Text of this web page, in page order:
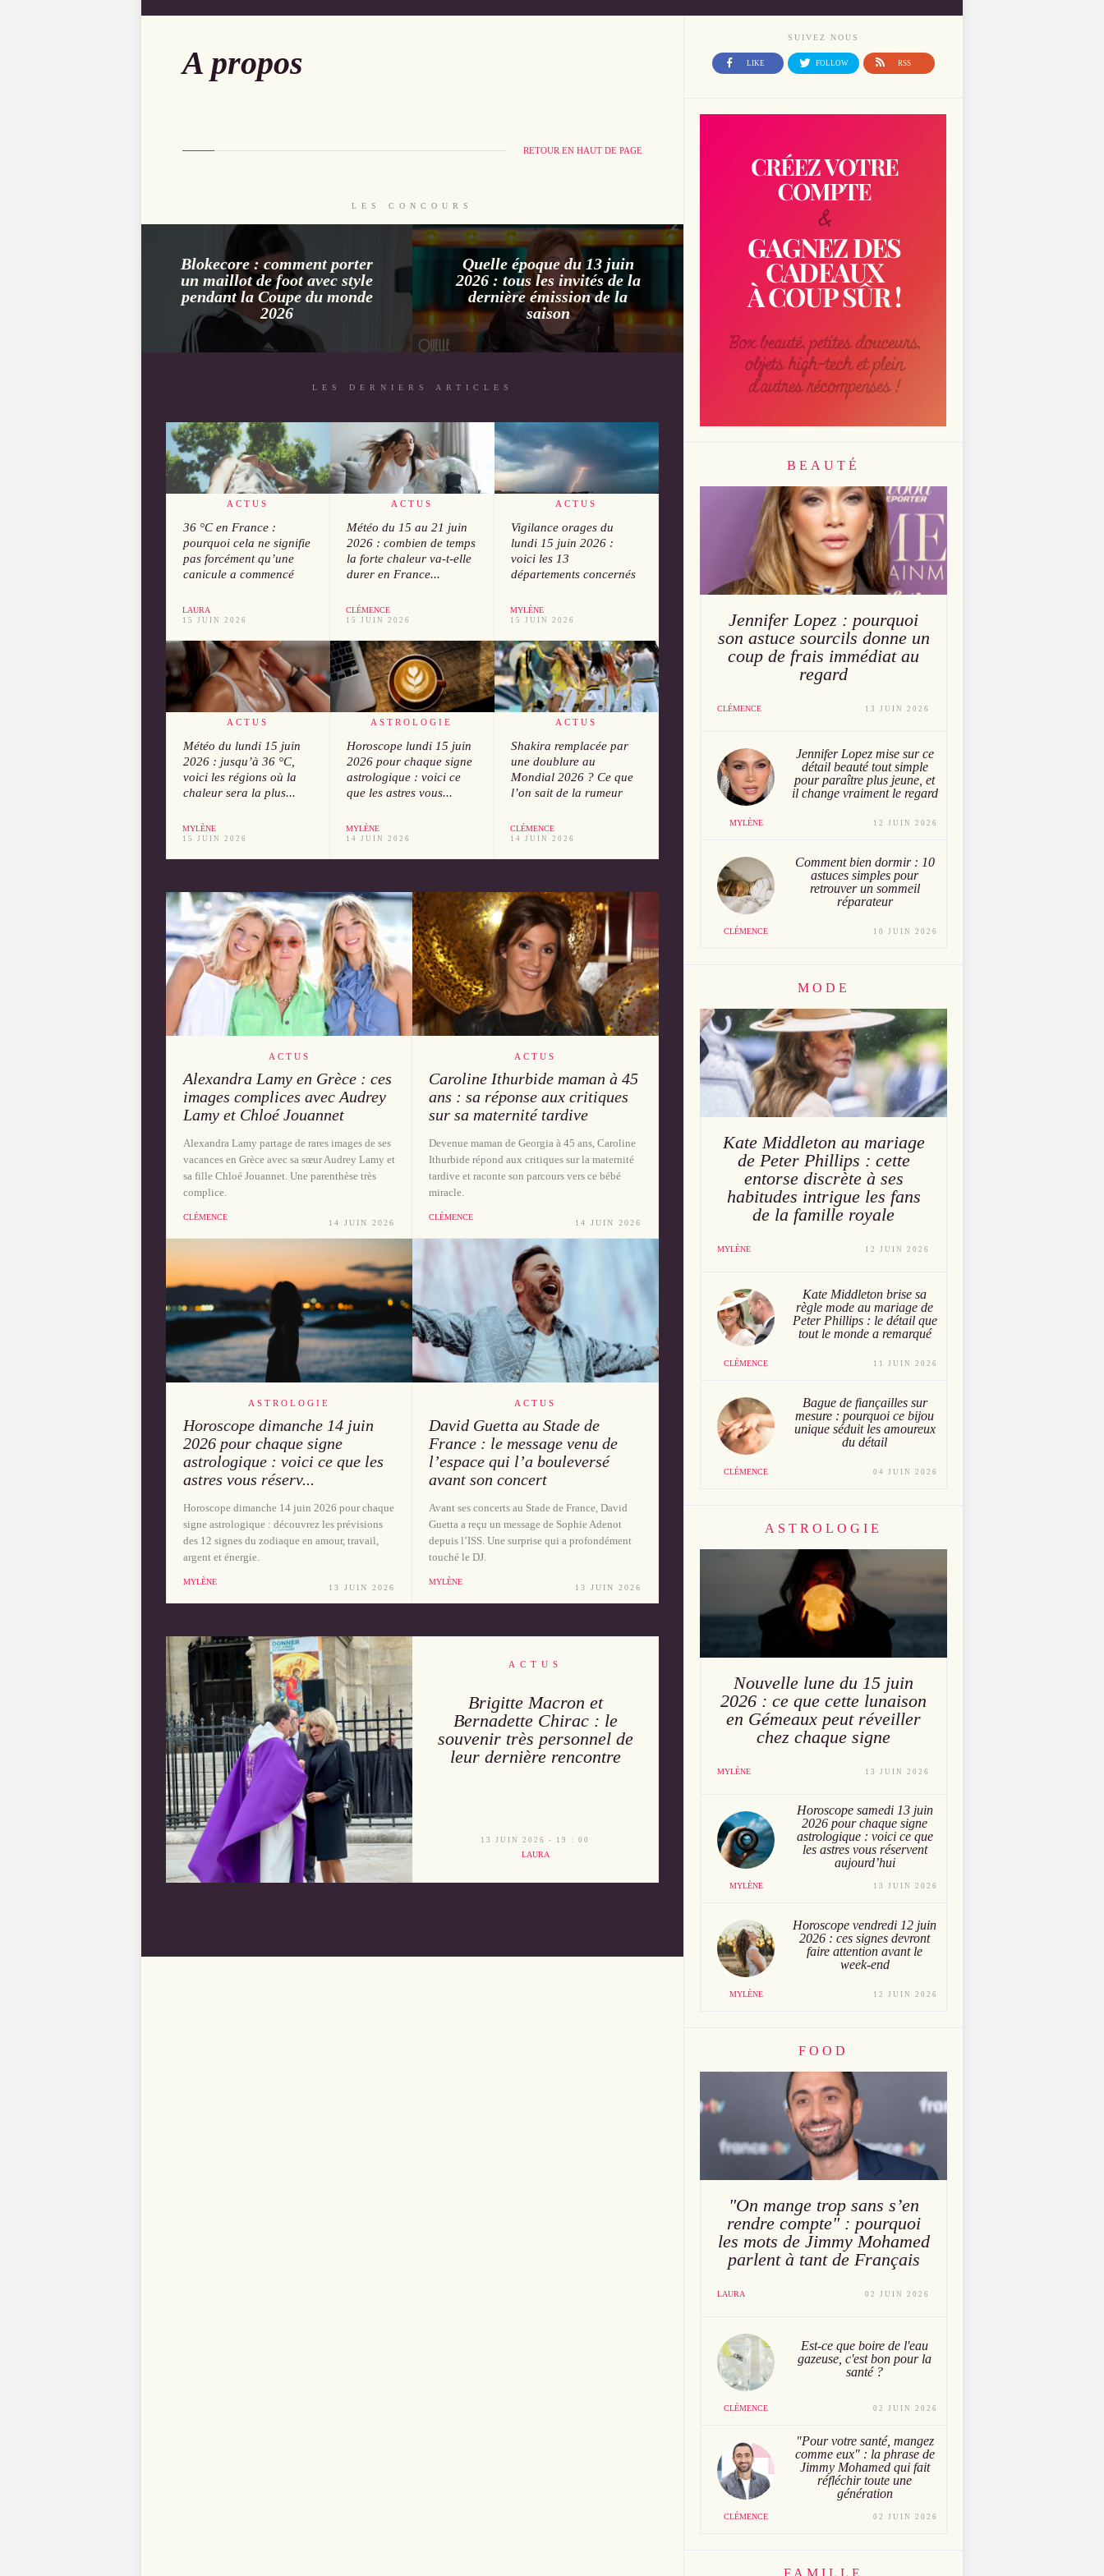
MAISON,
MAISON,
MAISON,
A propos
RETOUR EN HAUT DE PAGE
LES CONCOURS
Blokecore : comment porter
un maillot de foot avec style
pendant la Coupe du monde
2026
Quelle époque du 13 juin
2026 : tous les invités de la
dernière émission de la
saison
LES DERNIERS ARTICLES
ACTUS
36 °C en France :
pourquoi cela ne signifie
pas forcément qu’une
canicule a commencé
LAURA
15 JUIN 2026
ACTUS
Météo du 15 au 21 juin
2026 : combien de temps
la forte chaleur va-t-elle
durer en France...
CLÉMENCE
15 JUIN 2026
ACTUS
Vigilance orages du
lundi 15 juin 2026 :
voici les 13
départements concernés
MYLÈNE
15 JUIN 2026
ACTUS
Météo du lundi 15 juin
2026 : jusqu’à 36 °C,
voici les régions où la
chaleur sera la plus...
MYLÈNE
15 JUIN 2026
ASTROLOGIE
Horoscope lundi 15 juin
2026 pour chaque signe
astrologique : voici ce
que les astres vous...
MYLÈNE
14 JUIN 2026
ACTUS
Shakira remplacée par
une doublure au
Mondial 2026 ? Ce que
l’on sait de la rumeur
CLÉMENCE
14 JUIN 2026
ACTUS
Alexandra Lamy en Grèce : ces
images complices avec Audrey
Lamy et Chloé Jouannet
Alexandra Lamy partage de rares images de ses
vacances en Grèce avec sa sœur Audrey Lamy et
sa fille Chloé Jouannet. Une parenthèse très
complice.
CLÉMENCE
14 JUIN 2026
ACTUS
Caroline Ithurbide maman à 45
ans : sa réponse aux critiques
sur sa maternité tardive
Devenue maman de Georgia à 45 ans, Caroline
Ithurbide répond aux critiques sur la maternité
tardive et raconte son parcours vers ce bébé
miracle.
CLÉMENCE
14 JUIN 2026
ASTROLOGIE
Horoscope dimanche 14 juin
2026 pour chaque signe
astrologique : voici ce que les
astres vous réserv...
Horoscope dimanche 14 juin 2026 pour chaque
signe astrologique : découvrez les prévisions
des 12 signes du zodiaque en amour, travail,
argent et énergie.
MYLÈNE
13 JUIN 2026
ACTUS
David Guetta au Stade de
France : le message venu de
l’espace qui l’a bouleversé
avant son concert
Avant ses concerts au Stade de France, David
Guetta a reçu un message de Sophie Adenot
depuis l’ISS. Une surprise qui a profondément
touché le DJ.
MYLÈNE
13 JUIN 2026
ACTUS
Brigitte Macron et
Bernadette Chirac : le
souvenir très personnel de
leur dernière rencontre
13 JUIN 2026 - 19 : 00
LAURA
SUIVEZ NOUS
LIKE FOLLOW RSS
BEAUTÉ
Jennifer Lopez : pourquoi
son astuce sourcils donne un
coup de frais immédiat au
regard
CLÉMENCE 13 JUIN 2026
Jennifer Lopez mise sur ce
détail beauté tout simple
pour paraître plus jeune, et
il change vraiment le regard
MYLÈNE 12 JUIN 2026
Comment bien dormir : 10
astuces simples pour
retrouver un sommeil
réparateur
CLÉMENCE 10 JUIN 2026
MODE
Kate Middleton au mariage
de Peter Phillips : cette
entorse discrète à ses
habitudes intrigue les fans
de la famille royale
MYLÈNE 12 JUIN 2026
Kate Middleton brise sa
règle mode au mariage de
Peter Phillips : le détail que
tout le monde a remarqué
CLÉMENCE 11 JUIN 2026
Bague de fiançailles sur
mesure : pourquoi ce bijou
unique séduit les amoureux
du détail
CLÉMENCE 04 JUIN 2026
ASTROLOGIE
Nouvelle lune du 15 juin
2026 : ce que cette lunaison
en Gémeaux peut réveiller
chez chaque signe
MYLÈNE 13 JUIN 2026
Horoscope samedi 13 juin
2026 pour chaque signe
astrologique : voici ce que
les astres vous réservent
aujourd’hui
MYLÈNE 13 JUIN 2026
Horoscope vendredi 12 juin
2026 : ces signes devront
faire attention avant le
week-end
MYLÈNE 12 JUIN 2026
FOOD
"On mange trop sans s’en
rendre compte" : pourquoi
les mots de Jimmy Mohamed
parlent à tant de Français
LAURA 02 JUIN 2026
Est-ce que boire de l'eau
gazeuse, c'est bon pour la
santé ?
CLÉMENCE 02 JUIN 2026
"Pour votre santé, mangez
comme eux" : la phrase de
Jimmy Mohamed qui fait
réfléchir toute une
génération
CLÉMENCE 02 JUIN 2026
FAMILLE